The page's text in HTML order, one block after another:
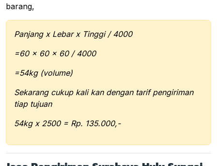
barang,
Panjang x Lebar x Tinggi / 4000
=60 x 60 x 60 / 4000
=54kg (volume)
Sekarang cukup kali kan dengan tarif pengiriman
tiap tujuan
54kg x 2500 = Rp. 135.000,-